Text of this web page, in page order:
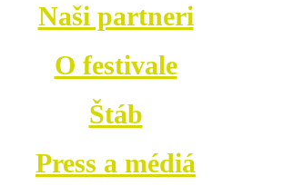
Naši partneri
O festivale
Štáb
Press a médiá